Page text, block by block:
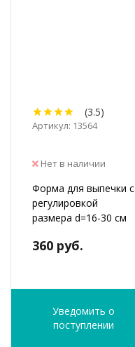
(3.5)
Артикул: 13564
Нет в наличии
Форма для выпечки с
регулировкой
размера d=16-30 см
360 руб.
Уведомить о
поступлении